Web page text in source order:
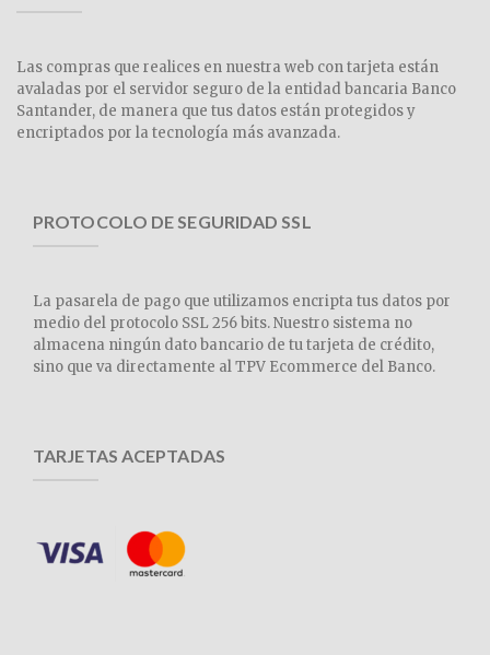
Las compras que realices en nuestra web con tarjeta están
avaladas por el servidor seguro de la entidad bancaria Banco
Santander, de manera que tus datos están protegidos y
encriptados por la tecnología más avanzada.
PROTOCOLO DE SEGURIDAD SSL
La pasarela de pago que utilizamos encripta tus datos por
medio del protocolo SSL 256 bits. Nuestro sistema no
almacena ningún dato bancario de tu tarjeta de crédito,
sino que va directamente al TPV Ecommerce del Banco.
TARJETAS ACEPTADAS